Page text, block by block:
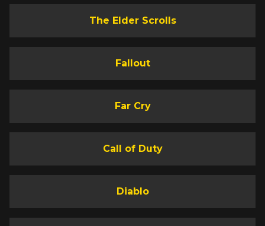
The Elder Scrolls
Fallout
Far Cry
Call of Duty
Diablo